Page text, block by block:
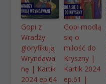
Gopi z
Wradźy
gloryfikują
Wryndawa
nę | Kartik
2024 ep.64
Gopi modlą
się o
miłość do
Kryszny |
Kartik 2024
ep.61 |